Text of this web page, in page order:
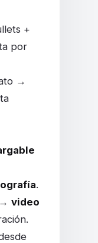
+
por
→
.
video